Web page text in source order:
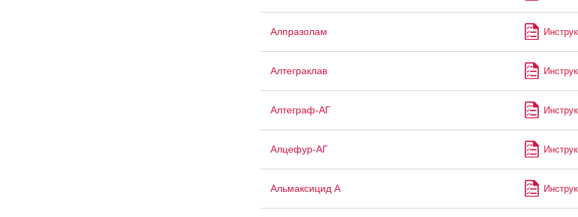
Алпразолам
Алтеграклав
Алтеграф-АГ
Алцефур-АГ
Альмаксицид А